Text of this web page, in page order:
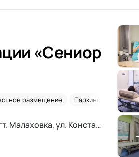
размещение Паркинсон
Московская область, Люберцы, пгт. Малаховка, ул. Константинова, 42А